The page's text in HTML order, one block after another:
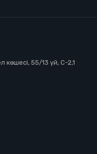
көшесі, 55/13 үй, С-2,1